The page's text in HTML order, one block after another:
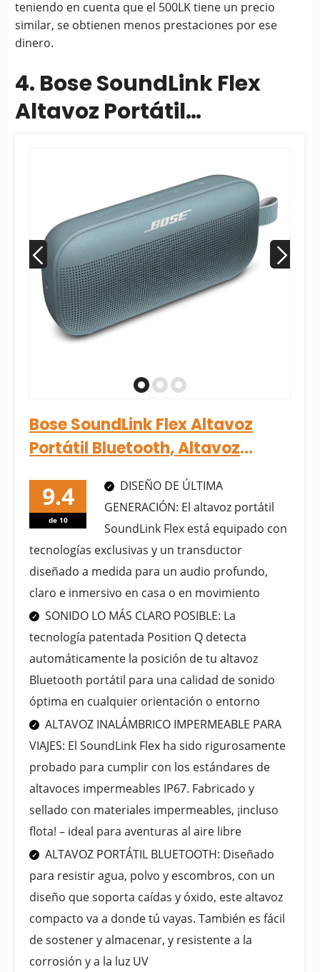
teniendo en cuenta que el 500LK tiene un precio
similar, se obtienen menos prestaciones por ese
dinero.
4. Bose SoundLink Flex
Altavoz Portátil
Impermeable para.....
Bose SoundLink Flex Altavoz
Portátil Bluetooth, Altavoz
para.....
de 10
DISEÑO DE ÚLTIMA
GENERACIÓN: El altavoz portátil
SoundLink Flex está equipado con
tecnologías exclusivas y un transductor
diseñado a medida para un audio profundo,
claro e inmersivo en casa o en movimiento
SONIDO LO MÁS CLARO POSIBLE: La
tecnología patentada Position Q detecta
automáticamente la posición de tu altavoz
Bluetooth portátil para una calidad de sonido
óptima en cualquier orientación o entorno
ALTAVOZ INALÁMBRICO IMPERMEABLE PARA
VIAJES: El SoundLink Flex ha sido rigurosamente
probado para cumplir con los estándares de
altavoces impermeables IP67. Fabricado y
sellado con materiales impermeables, ¡incluso
flota! – ideal para aventuras al aire libre
ALTAVOZ PORTÁTIL BLUETOOTH: Diseñado
para resistir agua, polvo y escombros, con un
diseño que soporta caídas y óxido, este altavoz
compacto va a donde tú vayas. También es fácil
de sostener y almacenar, y resistente a la
corrosión y a la luz UV